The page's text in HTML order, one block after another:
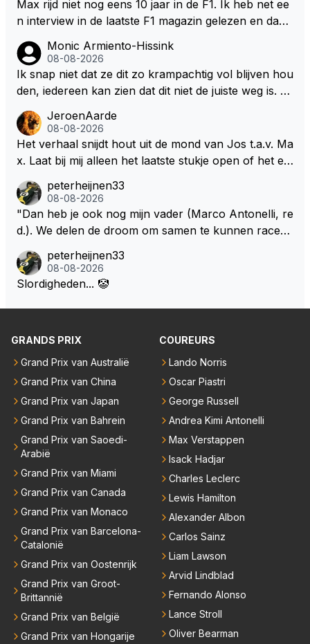
Max rijd niet nog eens 10 jaar in de F1. Ik heb net ee
n interview in de laatste F1 magazin gelezen en daari
10, 20 jaar ziet staan, zijn antwoord:" dan moet er e
en professioneel team staan dat mee doet voor over
winningen en kampioenschappen. Die standaard mo
angt ook een klein beetje af van mijn eigen keuzes v
oor de komende jaren en wat ik doe in de F1. Maar
het is zeker de doelstelling om het race team verder
uit te breiden richting de langeafstandsracerij met na
me, niet richting de F1." Aangezien zijn team in diver
se klassen al meedoet en ook in de hoogste klasse,
zie ik hem er niet nog 10 jaar aanplakken aangezien
hij in datzelfde interview aangeeft er zelf als team ba
as boven op te willen zitten maar geen 24 races per
jaar van huis te willen zijn.
Monic Armiento-Hissink
08-08-2026
Ik snap niet dat ze dit zo krampachtig vol blijven hou
den, iedereen kan zien dat dit niet de juiste weg is. W
an te gaan wijzen naar anderen waarom het fout is
gegaan. Als ze hadden gewild dan hadden ze ook in
kunnen grijpen op basis van veiligheid want er zijn si
het vermogen van de auto en dat kan tot gevaarlijke
situaties leiden. Deze auto's worden steeds complex
er, ook voor de gene die ze moeten maken. Kunnen
we niet gewoon terug naar een gaspedaal, rempeda
al een versnellingsbak en een stuur?
JeroenAarde
08-08-2026
Het verhaal snijdt hout uit de mond van Jos t.a.v. Ma
x. Laat bij mij alleen het laatste stukje open of het ee
elijkheid.
peterheijnen33
08-08-2026
"Dan heb je ook nog mijn vader (Marco Antonelli, re
d.). We delen de droom om samen te kunnen racen i
out die droom met Kimi en Marco én Max én Jos? ;)
peterheijnen33
08-08-2026
Slordigheden... 🤡
GRANDS PRIX
Grand Prix van Australië
Grand Prix van China
Grand Prix van Japan
Grand Prix van Bahrein
Grand Prix van Saoedi-
Arabië
Grand Prix van Miami
Grand Prix van Canada
Grand Prix van Monaco
Grand Prix van Barcelona-
Catalonië
Grand Prix van Oostenrijk
Grand Prix van Groot-
Brittannië
Grand Prix van België
Grand Prix van Hongarije
COUREURS
Lando Norris
Oscar Piastri
George Russell
Andrea Kimi Antonelli
Max Verstappen
Isack Hadjar
Charles Leclerc
Lewis Hamilton
Alexander Albon
Carlos Sainz
Liam Lawson
Arvid Lindblad
Fernando Alonso
Lance Stroll
Oliver Bearman